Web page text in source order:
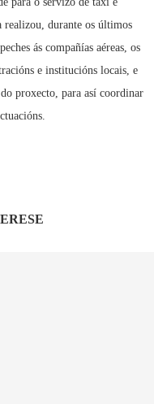
realizou, durante os últimos
ás compañías aéreas, os
e institucións locais, e
proxecto, para así coordinar